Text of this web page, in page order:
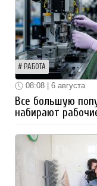
РАБОТА
08:08 | 6 августа
Все большую
набирают